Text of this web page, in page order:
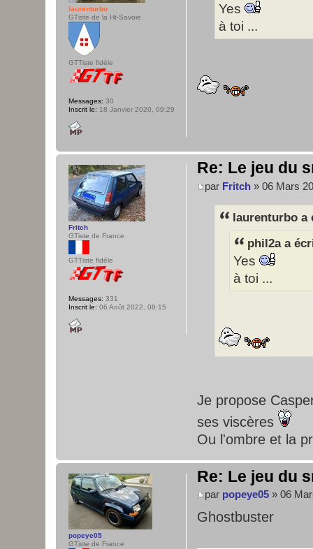
Yes
à toi ...
laurenturbo
GTiste de la Ht-Savoie
GTTiste fidèle
Messages: 30
Inscrit le: 18 Janvier 2020, 09:29
Re: Le jeu du
par Fritch » 06 Mars
laurenturbo a
phil2a a
Yes
à toi ...
Je propose
ses viscères
Ou l'ombre et la
Fritch
GTiste de France
GTTiste fidèle
Messages: 331
Inscrit le: 06 Août 2022, 08:15
Re: Le jeu du
par popeye05 » 06
Ghostbuster
popeye05
GTiste de France